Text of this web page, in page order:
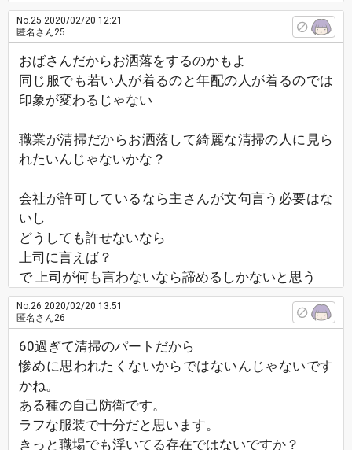
No.25 2020/02/20 12:21
匿名さん25
おばさんだからお洒落をするのかもよ
同じ服でも若い人が着るのと年配の人が着るのでは
印象が変わるじゃない
職業が清掃だからお洒落して綺麗な清掃の人に見ら
れたいんじゃないかな？
会社が許可しているなら主さんが文句言う必要はな
いし
どうしても許せないなら
上司に言えば？
で 上司が何も言わないなら諦めるしかないと思う
No.26 2020/02/20 13:51
匿名さん26
60過ぎて清掃のパートだから
惨めに思われたくないからではないんじゃないです
かね。
ある種の自己防衛です。
ラフな服装で十分だと思います。
きっと職場でも浮いてる存在ではないですか？